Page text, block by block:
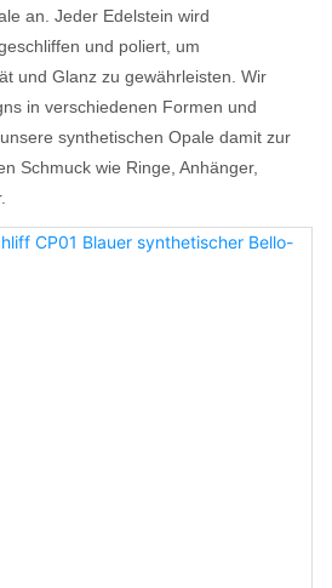
an. Jeder Edelstein wird
und poliert, um
und Glanz zu gewährleisten. Wir
in verschiedenen Formen und
synthetischen Opale damit zur
Schmuck wie Ringe, Anhänger,